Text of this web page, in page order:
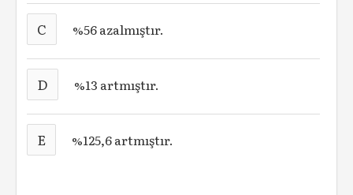
C %56 azalmıştır.
D %13 artmıştır.
E %125,6 artmıştır.